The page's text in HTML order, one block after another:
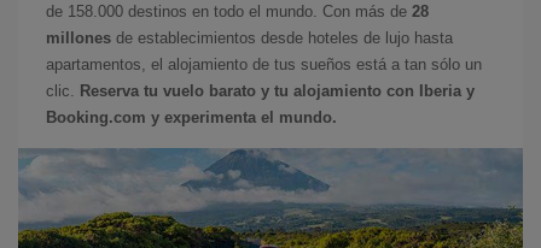
de 158.000 destinos en todo el mundo. Con más de 28
millones de establecimientos desde hoteles de lujo hasta
apartamentos, el alojamiento de tus sueños está a tan sólo un
clic.
Reserva tu vuelo barato y tu alojamiento con Iberia y
Booking.com y experimenta el mundo.